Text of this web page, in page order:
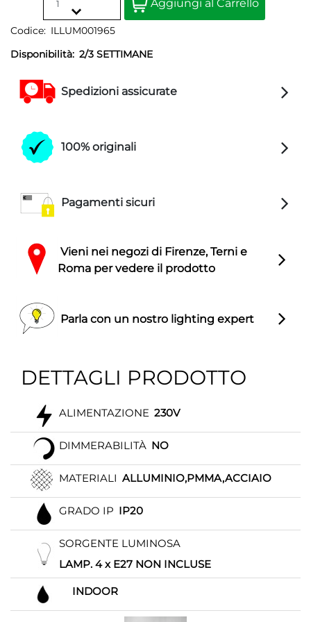
Aggiungi al Carrello
Codice: ILLUM001965
Disponibilità: 2/3 SETTIMANE
Spedizioni assicurate
100% originali
Pagamenti sicuri
Vieni nei negozi di Firenze, Terni e
Roma per vedere il prodotto
Parla con un nostro lighting expert
DETTAGLI PRODOTTO
ALIMENTAZIONE 230V
DIMMERABILITÀ NO
MATERIALI ALLUMINIO,PMMA,ACCIAIO
GRADO IP IP20
SORGENTE LUMINOSA
LAMP. 4 x E27 NON INCLUSE
INDOOR